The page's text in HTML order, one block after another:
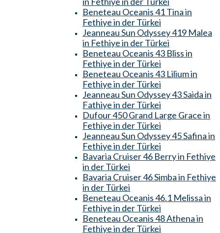
Beneteau Oceanis 41 Tina in
Fethiye in der Türkei
Jeanneau Sun Odyssey 419 Malea
in Fethiye in der Türkei
Beneteau Oceanis 43 Bliss in
Fethiye in der Türkei
Beneteau Oceanis 43 Lilium in
Fethiye in der Türkei
Jeanneau Sun Odyssey 43 Saida in
Fathiye in der Türkei
Dufour 450 Grand Large Grace in
Fethiye in der Türkei
Jeanneau Sun Odyssey 45 Safina in
Fethiye in der Türkei
Bavaria Cruiser 46 Berry in Fethiye
in der Türkei
Bavaria Cruiser 46 Simba in Fethiye
in der Türkei
Beneteau Oceanis 46.1 Melissa in
Fethiye in der Türkei
Beneteau Oceanis 48 Athena in
Fethiye in der Türkei